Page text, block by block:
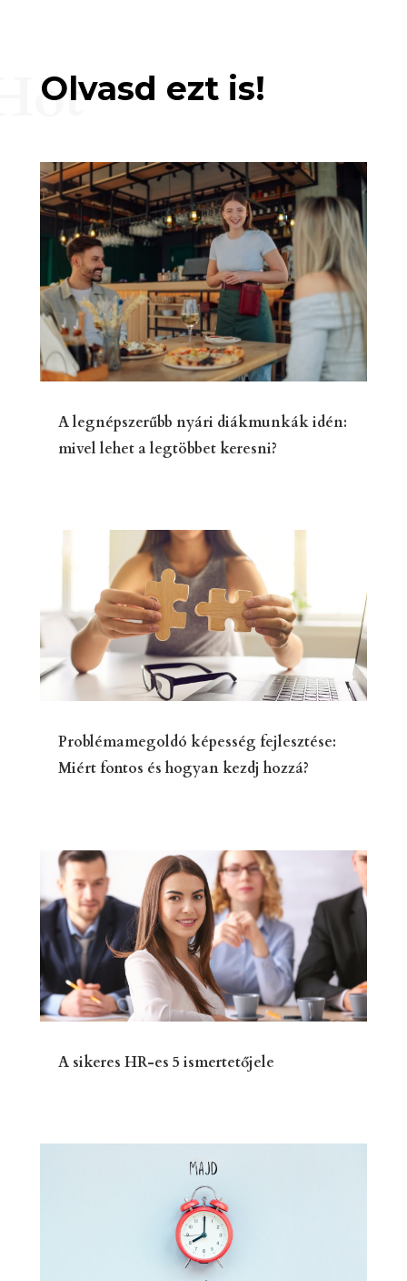
Olvasd ezt is!
A legnépszerűbb nyári diákmunkák idén:
mivel lehet a legtöbbet keresni?
Problémamegoldó képesség fejlesztése:
Miért fontos és hogyan kezdj hozzá?
A sikeres HR-es 5 ismertetőjele